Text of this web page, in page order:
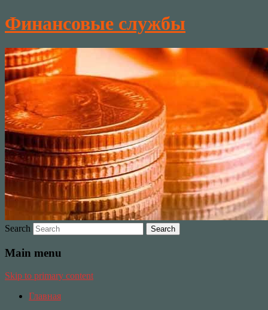
Финансовые службы
Search
Main menu
Skip to primary content
Главная